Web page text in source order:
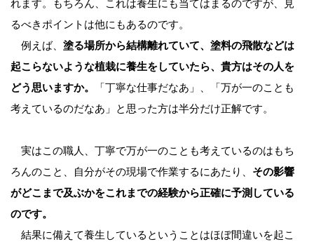
れます。もちろん、これは養生にも当てはまるのですが、見
るべきポイントは他にもあるのです。
例えば、 塗る場所から結構離れていて、塗料の飛散などは
起こらないような植栽に養生をしていたら、貴方はその人を
どう思いますか。
「丁寧な仕事だなあ」、「万が一のことも
考えているのだなあ」と思った方は半分だけ正解です。
実はこの職人、丁寧で万が一のことも考えているのはもち
ろんのこと、自分がその現場で作業するにあたり、 その影響
がどこまで及ぶかをこれまでの経験から正確に予測している
のです。
結果に備えて養生しているということはほぼ間違いを起こ